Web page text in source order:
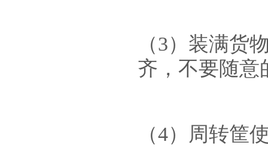
（3）装满货
齐，不要随意
（4）周转筐